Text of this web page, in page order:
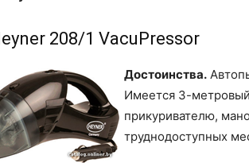
208/1 VacuPressor
Достоинства.
Имеется 3-
прикуривателю,
труднодоступных